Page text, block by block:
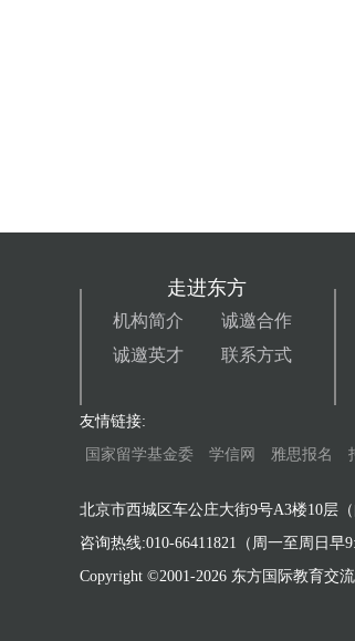
走进东方
机构简介
诚邀合作
诚邀英才
联系方式
友情链接:
国家留学基金委
学信网 雅思报名
北京市西城区车公庄大街9号A3楼10层（
咨询热线:010-66411821（周一至周日早
Copyright ©2001-2026 东方国际教育交